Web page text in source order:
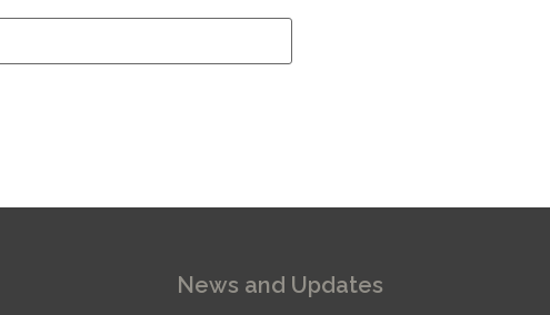
News and Updates